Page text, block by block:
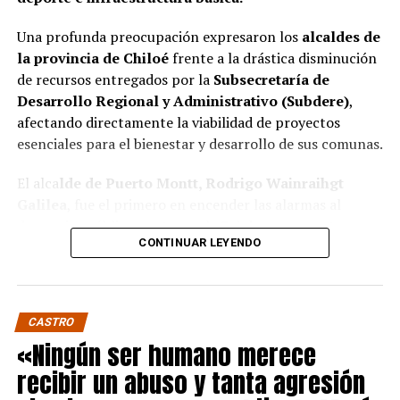
Una profunda preocupación expresaron los alcaldes de
la provincia de Chiloéfrente a la drástica disminución
de recursos entregados por la Subsecretaría de
Desarrollo Regional y Administrativo (Subdere),
afectando directamente la viabilidad de proyectos
esenciales para el bienestar y desarrollo de sus comunas.
El alca lde de Puerto Montt, Rodrigo Wainraihgt
denunciar públicamente que la Subdere no cuenta con
fondos para financiar iniciativas del Programa de
Mejoramiento de Barrios (PMB), a pesar de que muchas
ya estaban declaradas elegibles.
historia, la Subdere no tiene recursos para estos
programas fundamentales”, afirmó el edil de la capital
regional de Los Lagos.
CONTINUAR LEYENDO
CASTRO
«Ningún ser humano merece
recibir un abuso y tanta agresión